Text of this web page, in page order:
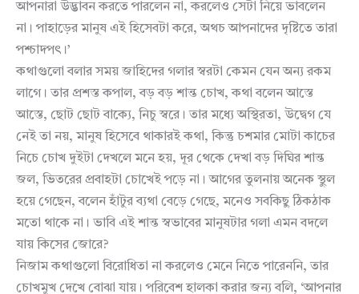
আপনারা উদ্ভাবন করতে পারলেন না, করলেও সেটা নিয়ে ভাবলেন
না। পাহাড়ের মানুষ এই হিসেবটা করে, অথচ আপনাদের দৃষ্টিতে তারা
পশ্চাদপৎ।’
কথাগুলো বলার সময় জাহিদের গলার স্বরটা কেমন যেন অন্য রকম
লাগে। তার প্রশস্ত কপাল, বড় বড় শান্ত চোখ, কথা বলেন আস্তে
আস্তে, ছোট ছোট বাক্যে, নিচু স্বরে। তার মধ্যে অস্থিরতা, উদ্বেগ যে
নেই তা নয়, মানুষ হিসেবে থাকারই কথা, কিন্তু চশমার মোটা কাচের
নিচে চোখ দুইটা দেখলে মনে হয়, দূর থেকে দেখা বড় দিঘির শান্ত
জল, ভিতরের প্রবাহটা চোখেই পড়ে না। আগের তুলনায় অনেক স্থুল
হয়ে গেছেন, বলেন হাঁটুর ব্যথা বেড়ে গেছে, মনেও সবকিছু ঠিকঠাক
মতো থাকে না। ভাবি এই শান্ত স্বভাবের মানুষটার গলা এমন বদলে
যায় কিসের জোরে?
নিজাম কথাগুলো বিরোধিতা না করলেও মেনে নিতে পারেননি, তার
চোখমুখ দেখে বোঝা যায়। পরিবেশ হালকা করার জন্য বলি, ‘আপনার